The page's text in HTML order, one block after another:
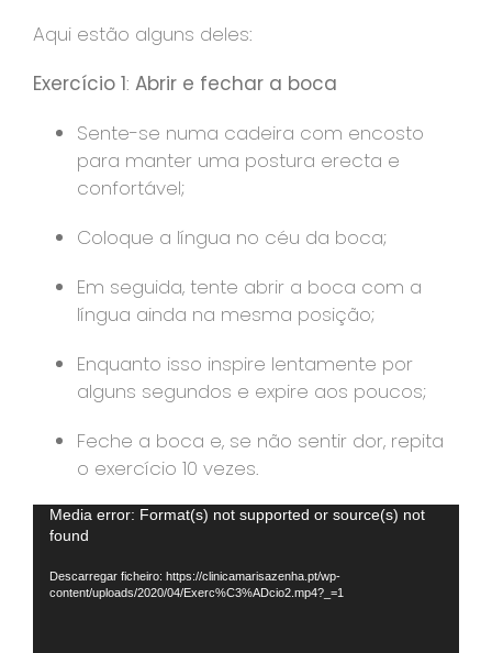
Aqui estão alguns deles:
Exercício 1: Abrir e fechar a boca
Sente-se numa cadeira com encosto
para manter uma postura erecta e
confortável;
Coloque a língua no céu da boca;
Em seguida, tente abrir a boca com a
língua ainda na mesma posição;
Enquanto isso inspire lentamente por
alguns segundos e expire aos poucos;
Feche a boca e, se não sentir dor, repita
o exercício 10 vezes.
Reprodutor
de
vídeo
Media error: Format(s) not supported or source(s) not
found
Descarregar ficheiro: https://clinicamarisazenha.pt/wp-
content/uploads/2020/04/Exerc%C3%ADcio2.mp4?_=1